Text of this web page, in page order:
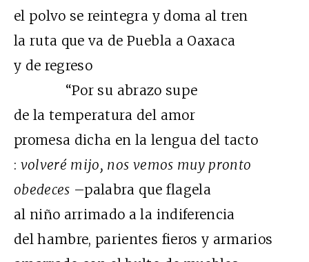
el polvo se reintegra y doma al tren
la ruta que va de Puebla a Oaxaca
y de regreso
“Por su abrazo supe
de la temperatura del amor
promesa dicha en la lengua del tacto
: volveré mijo, nos vemos muy pronto
obedeces –palabra que flagela
al niño arrimado a la indiferencia
del hambre, parientes fieros y armarios